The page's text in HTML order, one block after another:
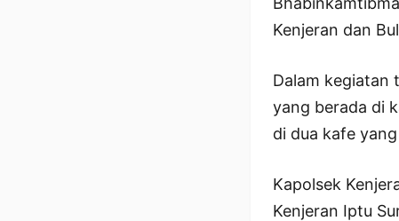
Kenjeran dan
Dalam kegiatan
yang berada di
di dua kafe
Kapolsek
Kenjeran Iptu